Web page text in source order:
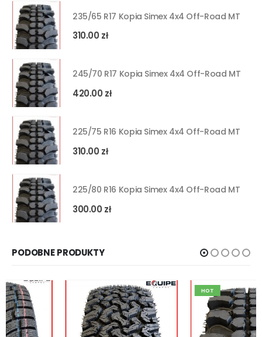
235/65 R17 Kopia Simex 4x4 Off-Road MT
310.00 zł
245/70 R17 Kopia Simex 4x4 Off-Road MT
420.00 zł
225/75 R16 Kopia Simex 4x4 Off-Road MT
310.00 zł
225/80 R16 Kopia Simex 4x4 Off-Road MT
300.00 zł
PODOBNE PRODUKTY
HOT